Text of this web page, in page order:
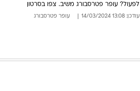
לפעול? עופר פטרסבורג משיב. צפו בסרטון
עודכן: 13:08 14/03/2024 עופר פטרסבורג